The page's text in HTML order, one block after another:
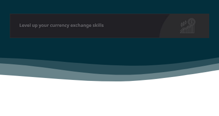
Don't miss
out!